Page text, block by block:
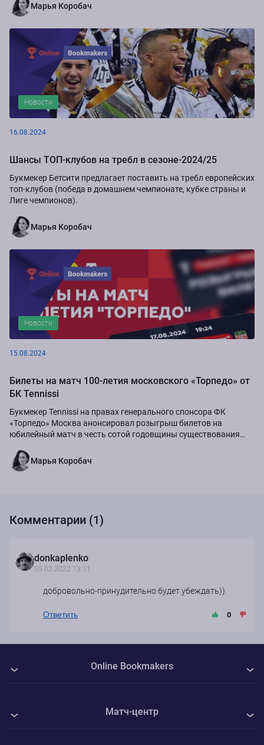
Марья Коробач
Новости
16.08.2024
Шансы ТОП-клубов на требл в сезоне-2024/25
Букмекер Бетсити предлагает поставить на требл европейских
топ-клубов (победа в домашнем чемпионате, кубке страны и
Лиге чемпионов).
Марья Коробач
Новости
15.08.2024
Билеты на матч 100-летия московского «Торпедо» от
БК Tennissi
Букмекер Tennissi на правах генерального спонсора ФК
«Торпедо» Москва анонсировал розыгрыш билетов на
юбилейный матч в честь сотой годовщины существования
Марья Коробач
Комментарии (1)
donkaplenko
05.02.2022 13:11
добровольно-принудительно будет убеждать))
Ответить 0
Матч-центр
Online Bookmakers